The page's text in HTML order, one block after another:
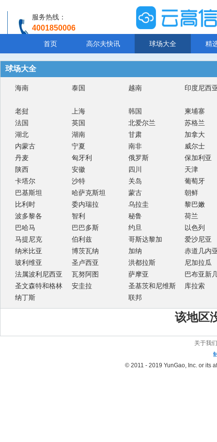
服务热线：
4001850006
首页 高尔夫快讯 球场大全 精
球场大全
海南 泰国 越南 印度尼西
老挝 上海 韩国
柬埔寨
法国
英国 北爱尔兰
苏格兰
湖北
湖南 甘肃
加拿大
内蒙古
宁夏 南非
威尔士
丹麦
匈牙利 俄罗斯
保加利亚
陕西
安徽 四川
天津
卡塔尔
沙特 关岛
葡萄牙
巴基斯坦
哈萨克斯坦 蒙古
朝鲜
比利时
委内瑞拉 乌拉圭
黎巴嫩
波多黎各
智利 秘鲁
荷兰
巴哈马
巴巴多斯 约旦
以色列
马提尼克
伯利兹 哥斯达黎加
爱沙尼亚
纳米比亚
博茨瓦纳 加纳
赤道几内
玻利维亚
圣卢西亚 洪都拉斯
尼加拉瓜
法属波利尼西亚
瓦努阿图 萨摩亚
巴布亚新
圣文森特和格林
纳丁斯
安圭拉
圣基茨和尼维斯
联邦
库拉索
该地区
关于我们
© 2011 - 2019 YunGao, Inc. or its